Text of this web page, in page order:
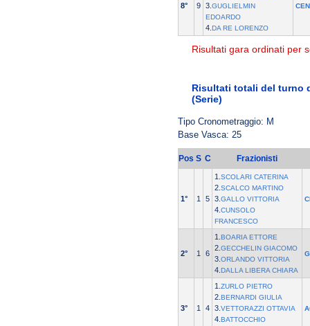
8° 9 3. GUGLIELMIN
EDOARDO
4. DA RE LORENZO
Risultati gara ordinati per
Risultati totali del turno
(Serie)
Tipo Cronometraggio: M
Base Vasca: 25
Pos S C Frazionisti
1° 1 5
1. SCOLARI CATERINA
2. SCALCO MARTINO
3. GALLO VITTORIA
4. CUNSOLO
FRANCESCO
2° 1 6
1. BOARIA ETTORE
2. GECCHELIN GIACOMO
3. ORLANDO VITTORIA
4. DALLA LIBERA CHIARA
3° 1 4
1. ZURLO PIETRO
2. BERNARDI GIULIA
3. VETTORAZZI OTTAVIA
4. BATTOCCHIO